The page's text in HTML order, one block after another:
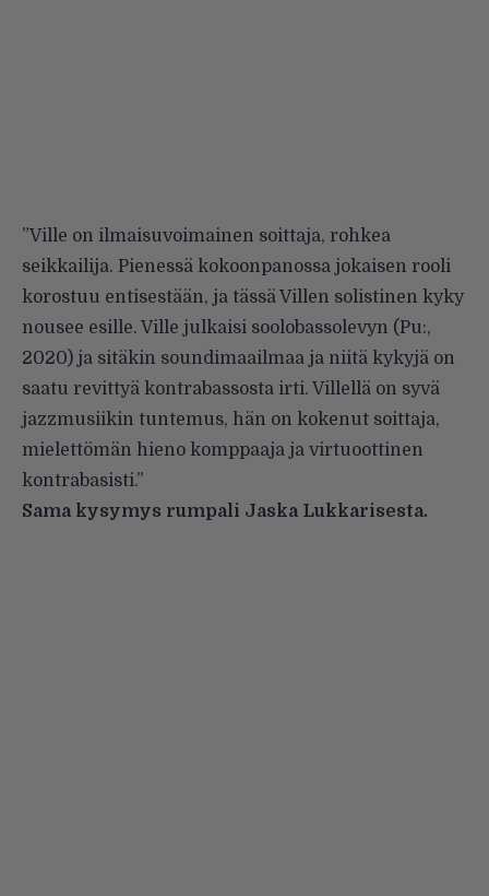
”Ville on ilmaisuvoimainen soittaja, rohkea
seikkailija. Pienessä kokoonpanossa jokaisen rooli
korostuu entisestään, ja tässä Villen solistinen kyky
nousee esille. Ville julkaisi soolobassolevyn (Pu:,
2020) ja sitäkin soundimaailmaa ja niitä kykyjä on
saatu revittyä kontrabassosta irti. Villellä on syvä
jazzmusiikin tuntemus, hän on kokenut soittaja,
mielettömän hieno komppaaja ja virtuoottinen
kontrabasisti.”
Sama kysymys rumpali Jaska Lukkarisesta.